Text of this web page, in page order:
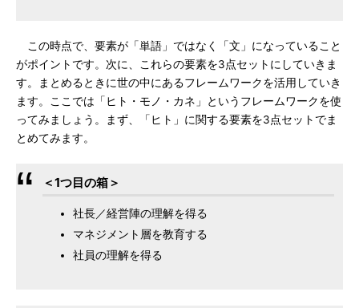
この時点で、要素が「単語」ではなく「文」になっていること
がポイントです。次に、これらの要素を3点セットにしていきま
す。まとめるときに世の中にあるフレームワークを活用していき
ます。ここでは「ヒト・モノ・カネ」というフレームワークを使
ってみましょう。まず、「ヒト」に関する要素を3点セットでま
とめてみます。
＜1つ目の箱＞
社長／経営陣の理解を得る
マネジメント層を教育する
社員の理解を得る